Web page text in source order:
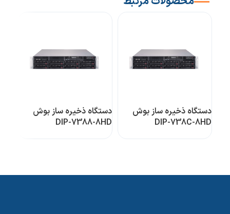
دستگاه ذخیره ساز بوش
DIP-738C-8HD
دستگاه ذخیره ساز بوش
DIP-7388-8HD